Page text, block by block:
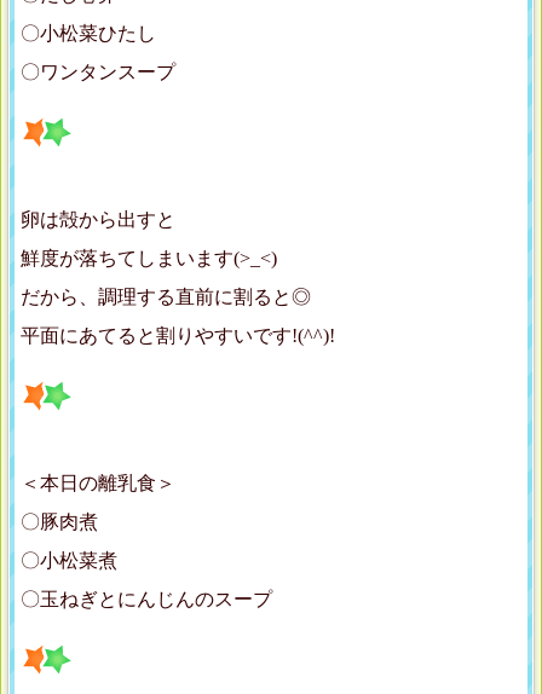
〇小松菜ひたし
〇ワンタンスープ
卵は殻から出すと
鮮度が落ちてしまいます(>_<)
だから、調理する直前に割ると◎
平面にあてると割りやすいです!(^^)!
＜本日の離乳食＞
〇豚肉煮
〇小松菜煮
〇玉ねぎとにんじんのスープ